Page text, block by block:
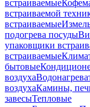
встраиваемые
встраиваемой
встраиваемые
подогрева посуды
упаковщики
встраиваемые
бытовые
воздуха
воздухаКамины,
завесыТепловые